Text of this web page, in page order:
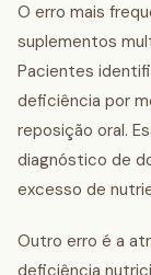
O erro mais
suplementos
Pacientes
deficiência por
reposição oral.
diagnóstico de
excesso de
Outro erro é a
deficiência